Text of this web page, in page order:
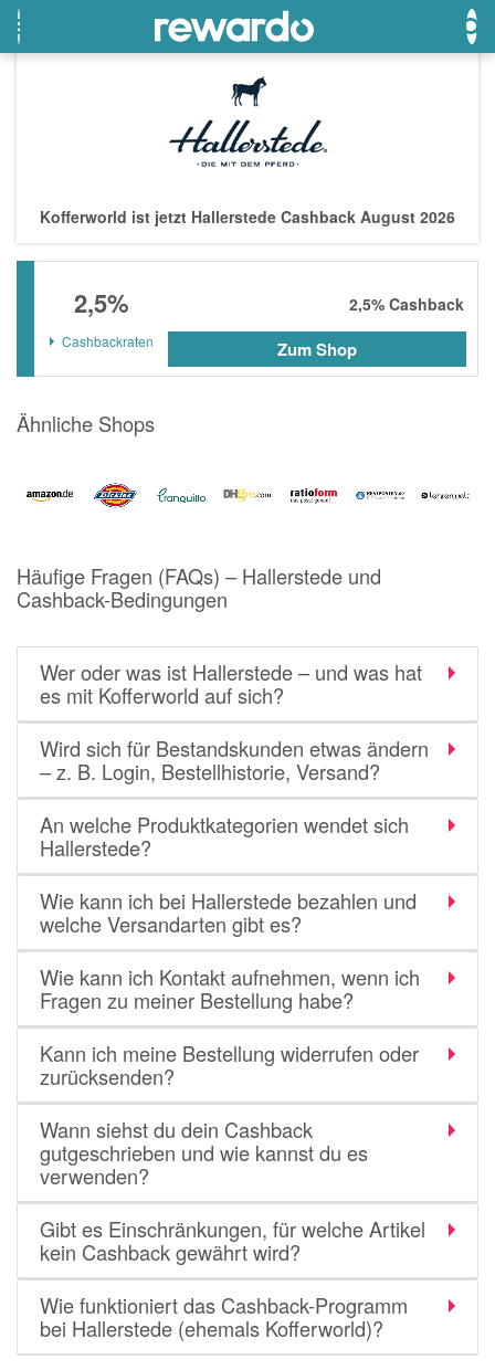
Lieferando
LASCANA
eBay
DOUGLAS Parfümerie
Temu
Fressnapf
Notino
apodiscounter
OTTO Office
Udemy
HappyKeks
SNIPES
Lidl
BOGNER
XXXLutz
BADER
momox
GALERIA
vidaXL
bonprix
CHECK24
LiveFresh
tink
heine
Ankerkraut
ABOUT YOU
Beste Gutscheine
Top Gutscheine
Exklusive Gutscheine
Sonderaktionen
Beste Angebote
Top Angebote
Exklusive Angebote
Kofferworld ist jetzt Hallerstede Cashback August 2026
2,5% 2,5% Cashback
Cashbackraten Zum Shop
Ähnliche Shops
Häufige Fragen (FAQs) – Hallerstede und
Cashback-Bedingungen
Wer oder was ist Hallerstede – und was hat
es mit Kofferworld auf sich?
Wird sich für Bestandskunden etwas ändern
– z. B. Login, Bestellhistorie, Versand?
An welche Produktkategorien wendet sich
Hallerstede?
Wie kann ich bei Hallerstede bezahlen und
welche Versandarten gibt es?
Wie kann ich Kontakt aufnehmen, wenn ich
Fragen zu meiner Bestellung habe?
Kann ich meine Bestellung widerrufen oder
zurücksenden?
Wann siehst du dein Cashback
gutgeschrieben und wie kannst du es
verwenden?
Gibt es Einschränkungen, für welche Artikel
kein Cashback gewährt wird?
Wie funktioniert das Cashback-Programm
bei Hallerstede (ehemals Kofferworld)?